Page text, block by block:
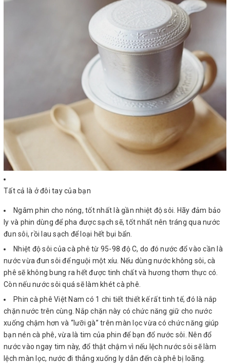
Tất cả là ở đôi tay của bạn
Ngâm phin cho nóng, tốt nhất là gần nhiệt độ sôi. Hãy đảm bảo
ly và phin dùng để pha được sạch sẽ, tốt nhất nên tráng qua nước
đun sôi, rồi lau sạch để loại hết bụi bẩn.
Nhiệt độ sôi của cà phê từ 95-98 độ C, do đó nước đổ vào cần là
nước vừa đun sôi để nguội một xíu. Nếu dùng nước không sôi, cà
phê sẽ không bung ra hết được tinh chất và hương thơm thực có.
Còn nếu nước sôi quá sẽ làm khét cà phê.
Phin cà phê Việt Nam có 1 chi tiết thiết kế rất tinh tế, đó là nắp
chặn nước trên cùng. Nắp chặn này có chức năng giữ cho nước
xuống chậm hơn và “lưỡi gà” trên màn lọc vừa có chức năng giúp
bạn nén cà phê, vừa là tim của phin để bạn đổ nước sôi. Nên đổ
nước vào ngay tim này, đổ thật chậm vì nếu lệch nước sôi sẽ làm
lệch màn lọc, nước đi thẳng xuống ly dẫn đến cà phê bị loãng.